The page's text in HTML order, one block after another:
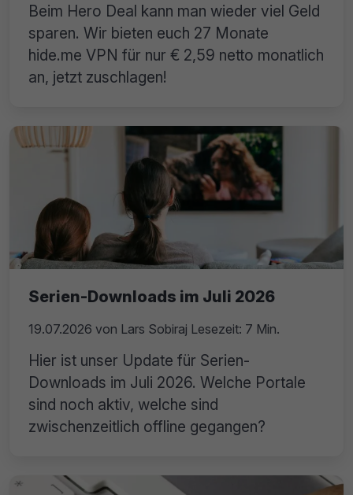
Beim Hero Deal kann man wieder viel Geld
sparen. Wir bieten euch 27 Monate
hide.me VPN für nur € 2,59 netto monatlich
an, jetzt zuschlagen!
Serien-Downloads im Juli 2026
19.07.2026 von Lars Sobiraj Lesezeit: 7 Min.
Hier ist unser Update für Serien-
Downloads im Juli 2026. Welche Portale
sind noch aktiv, welche sind
zwischenzeitlich offline gegangen?